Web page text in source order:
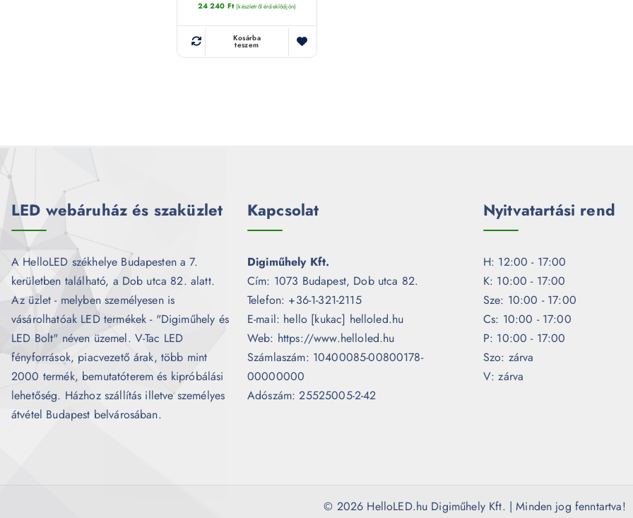
24 240 Ft (készletről érdeklődjön)
Kosárba
teszem
LED webáruház és szaküzlet
A HelloLED székhelye Budapesten a 7.
kerületben található, a Dob utca 82. alatt.
Az üzlet - melyben személyesen is
vásárolhatóak LED termékek - "Digiműhely és
LED Bolt" néven üzemel. V-Tac LED
fényforrások, piacvezető árak, több mint
2000 termék, bemutatóterem és kipróbálási
lehetőség. Házhoz szállítás illetve személyes
átvétel Budapest belvárosában.
Kapcsolat
Digiműhely Kft.
Cím: 1073 Budapest, Dob utca 82.
Telefon: +36-1-321-2115
E-mail: hello [kukac] helloled.hu
Web: https://www.helloled.hu
Számlaszám: 10400085-00800178-
00000000
Adószám: 25525005-2-42
Nyitvatartási rend
H: 12:00 - 17:00
K: 10:00 - 17:00
Sze: 10:00 - 17:00
Cs: 10:00 - 17:00
P: 10:00 - 17:00
Szo: zárva
V: zárva
© 2026 HelloLED.hu Digiműhely Kft. | Minden jog fenntartva!